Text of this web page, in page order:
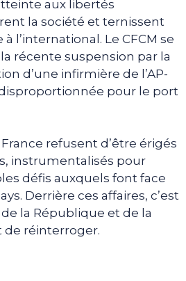
aux libertés
la société et ternissent
l’international. Le CFCM se
récente suspension par la
d’une infirmière de l’AP-
pour le port
refusent d’être érigés
instrumentalisés pour
défis auxquels font face
Derrière ces affaires, c’est
la République et de la
de réinterroger.